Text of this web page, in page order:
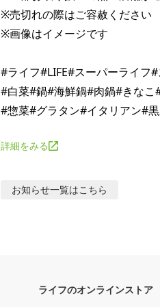
※売切れの際はご容赦ください
※画像はイメージです
#ライフ#LIFE#スーパーライフ
#白菜#鍋#海鮮鍋#肉鍋#きなこ
詳細をみる
お知らせ一覧はこちら
ライフのオンラインストア